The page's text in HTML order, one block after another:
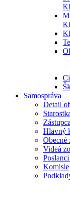
Samospráva
Detail
Hlavný
Obecné
Videá
Komisie